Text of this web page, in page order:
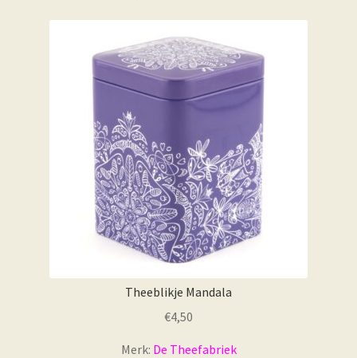
Theeblikje Mandala
€4,50
Merk: De Theefabriek